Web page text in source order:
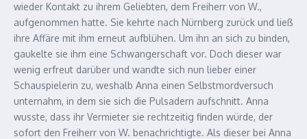
wieder Kontakt zu ihrem Geliebten, dem Freiherr von W.,
aufgenommen hatte. Sie kehrte nach Nürnberg zurück und ließ
ihre Affäre mit ihm erneut aufblühen. Um ihn an sich zu binden,
gaukelte sie ihm eine Schwangerschaft vor. Doch dieser war
wenig erfreut darüber und wandte sich nun lieber einer
Schauspielerin zu, weshalb Anna einen Selbstmordversuch
unternahm, in dem sie sich die Pulsadern aufschnitt. Anna
wusste, dass ihr Vermieter sie rechtzeitig finden würde, der
sofort den Freiherr von W. benachrichtigte. Als dieser bei Anna